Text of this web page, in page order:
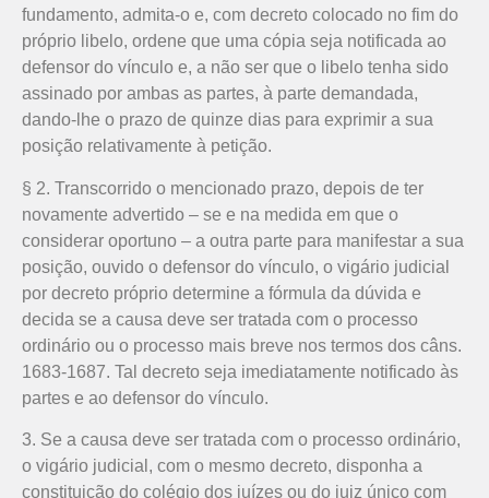
fundamento, admita-o e, com decreto colocado no fim do
próprio libelo, ordene que uma cópia seja notificada ao
defensor do vínculo e, a não ser que o libelo tenha sido
assinado por ambas as partes, à parte demandada,
dando-lhe o prazo de quinze dias para exprimir a sua
posição relativamente à petição.
§ 2. Transcorrido o mencionado prazo, depois de ter
novamente advertido – se e na medida em que o
considerar oportuno – a outra parte para manifestar a sua
posição, ouvido o defensor do vínculo, o vigário judicial
por decreto próprio determine a fórmula da dúvida e
decida se a causa deve ser tratada com o processo
ordinário ou o processo mais breve nos termos dos câns.
1683-1687. Tal decreto seja imediatamente notificado às
partes e ao defensor do vínculo.
3. Se a causa deve ser tratada com o processo ordinário,
o vigário judicial, com o mesmo decreto, disponha a
constituição do colégio dos juízes ou do juiz único com